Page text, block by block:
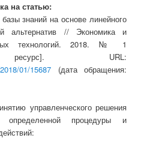
на статью:
знаний на основе линейного
альтернатив // Экономика и
технологий. 2018. № 1
ресурс]. URL:
01/15687 (дата обращения:
управленческого решения
процедуры и